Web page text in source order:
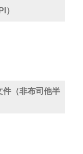
）
件（非布司他半